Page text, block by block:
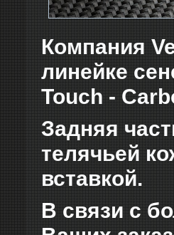
Компания
линейке
Touch -
Задняя
телячьей
вставкой.
В связи с